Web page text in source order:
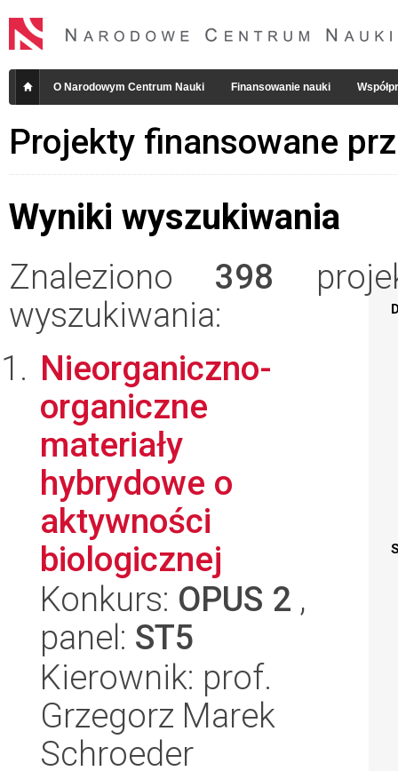
O Narodowym Centrum Nauki Finansowanie nauki
Projekty finansowane
Wyniki wyszukiwania
Znaleziono 398
wyszukiwania:
Nieorganiczno-
organiczne
materiały
hybrydowe o
aktywności
biologicznej
Konkurs: OPUS 2 ,
panel: ST5
Kierownik: prof.
Grzegorz Marek
Schroeder